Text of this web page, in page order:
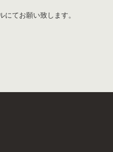
てお願い致します。